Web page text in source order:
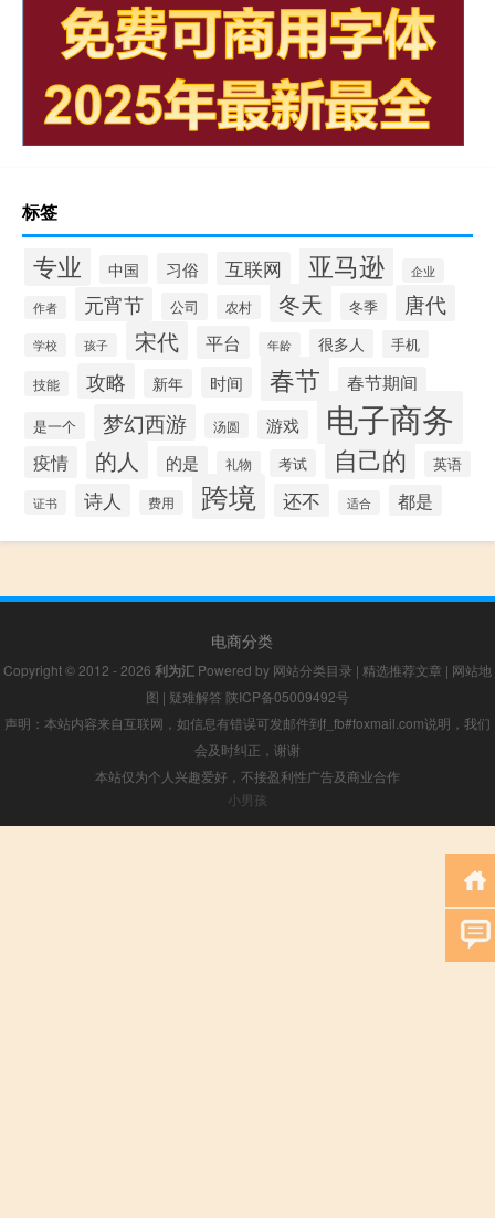
标签
专业 中国 习俗 互联网 亚马逊 企业
作者 元宵节 公司 农村 冬天 冬季 唐代
学校 孩子 宋代 平台 年龄 很多人 手机
技能 攻略 新年 时间 春节 春节期间
是一个 梦幻西游 汤圆 游戏 电子商务
疫情 的人 的是 礼物 考试 自己的 英语
证书 诗人 费用 跨境 还不 适合 都是
电商分类
Copyright © 2012 - 2026 利为汇 Powered by 网站分类目录 | 精选推荐文章 | 网站地
图 | 疑难解答 陕ICP备05009492号
声明：本站内容来自互联网，如信息有错误可发邮件到f_fb#foxmail.com说明，我们
会及时纠正，谢谢
本站仅为个人兴趣爱好，不接盈利性广告及商业合作
小男孩